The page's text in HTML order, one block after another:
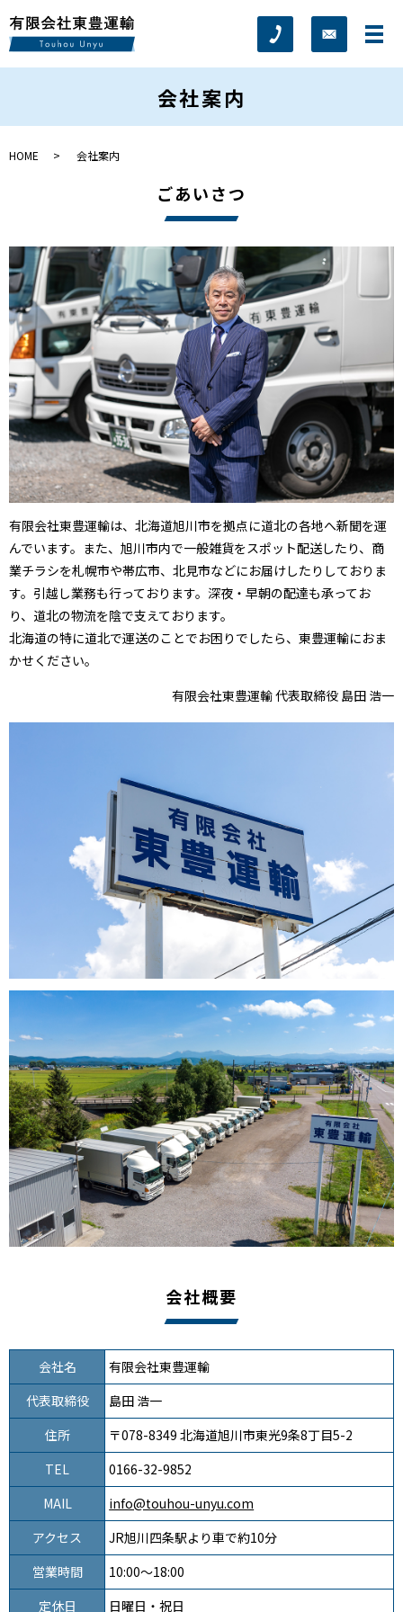
会社案内
HOME 会社案内
ごあいさつ
有限会社東豊運輸は、北海道旭川市を拠点に道北の各地へ新聞を運
んでいます。また、旭川市内で一般雑貨をスポット配送したり、商
業チラシを札幌市や帯広市、北見市などにお届けしたりしておりま
す。引越し業務も行っております。深夜・早朝の配達も承ってお
り、道北の物流を陰で支えております。
北海道の特に道北で運送のことでお困りでしたら、東豊運輸におま
かせください。
有限会社東豊運輸 代表取締役 島田 浩一
会社概要
会社名
有限会社東豊運輸
代表取締役
島田 浩一
住所
〒078-8349 北海道旭川市東光9条8丁目5-2
TEL
0166-32-9852
MAIL
info@touhou-unyu.com
アクセス
JR旭川四条駅より車で約10分
営業時間
10:00～18:00
定休日
日曜日・祝日